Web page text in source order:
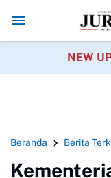
Polres Tapsel
NEW
Beranda Berita